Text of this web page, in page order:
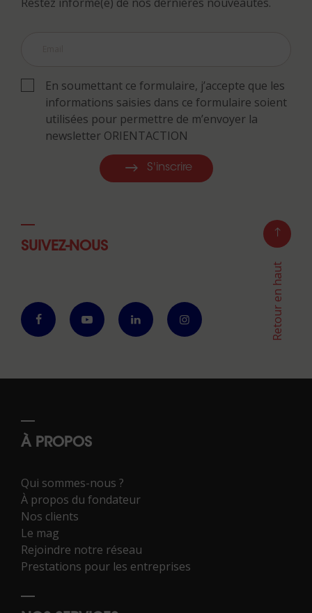
En soumettant ce formulaire, j’accepte que les
informations saisies dans ce formulaire soient
utilisées pour permettre de m’envoyer la
newsletter ORIENTACTION
S'inscrire
SUIVEZ-NOUS
Retour en haut
À PROPOS
Qui sommes-nous ?
À propos du fondateur
Nos clients
Le mag
Rejoindre notre réseau
Prestations pour les entreprises